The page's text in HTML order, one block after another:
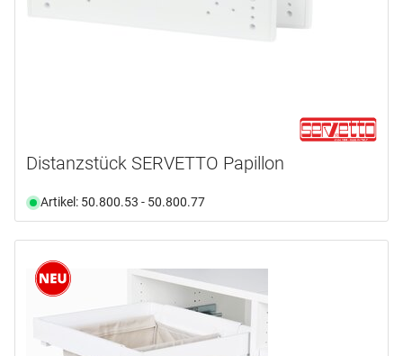
Distanzstück SERVETTO Papillon
Artikel: 50.800.53 - 50.800.77